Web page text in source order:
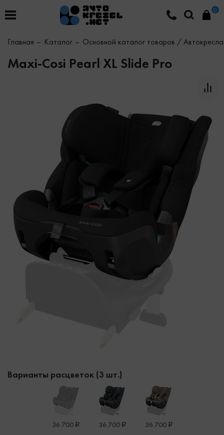
0
Главная Каталог Основной каталог товаров / Автокресла
Maxi-Cosi Pearl XL Slide Pro
Варианты расцветок (3 шт.)
36 700 36 700 36 700